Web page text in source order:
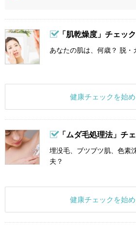
「肌乾燥度」チェック
あなたの肌は、何歳？ 脱・
健康チェックを始め
「ムダ毛処理法」チ
埋没毛、ブツブツ肌、色素
夫？
健康チェックを始め